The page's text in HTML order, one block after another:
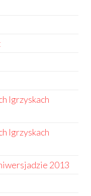
Igrzyskach
Igrzyskach
2013